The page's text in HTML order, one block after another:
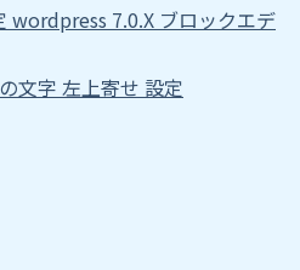
wordpress 7.0.X ブロックエデ
文字 左上寄せ 設定